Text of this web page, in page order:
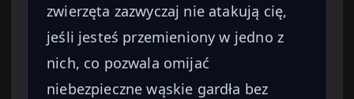
zwierzęta zazwyczaj nie atakują cię,
jeśli jesteś przemieniony w jedno z
nich, co pozwala omijać
niebezpieczne wąskie gardła bez